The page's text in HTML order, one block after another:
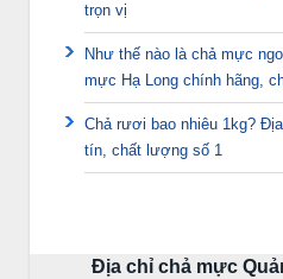
trọn vị
Như thế nào là chả mực
mực Hạ Long chính hãng,
Chả rươi bao nhiêu 1kg?
tín, chất lượng số 1
Địa chỉ chả mực